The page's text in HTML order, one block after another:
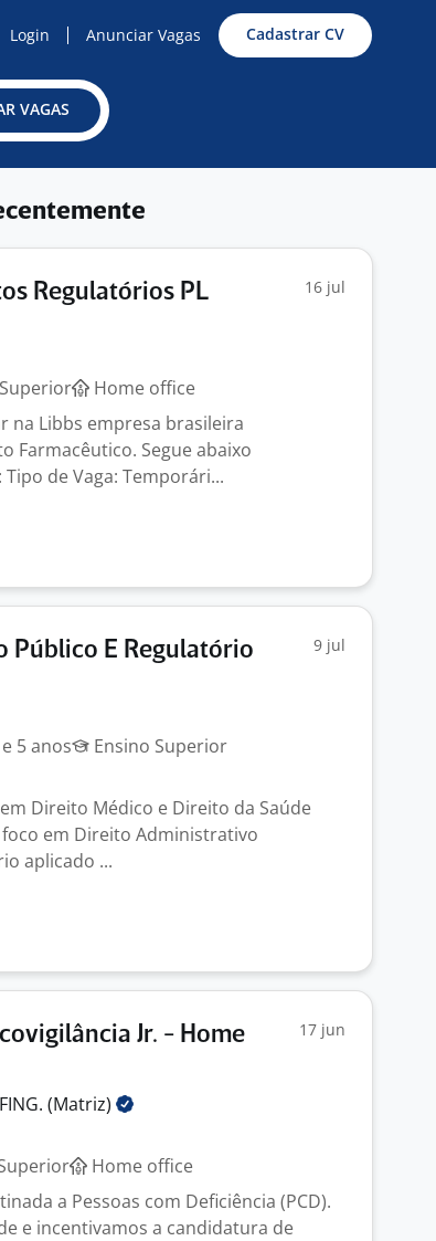
Login Anunciar Vagas Cadastrar CV
VAGAS
Regulatórios PL 16 jul
Home office
na Libbs empresa brasileira
Farmacêutico. Segue abaixo
de Vaga: Temporári...
Público E Regulatório 9 jul
5 anos
Ensino Superior
Direito Médico e Direito da Saúde
em Direito Administrativo
aplicado ...
Jr. - Home
17 jun
(Matriz)
Home office
a Pessoas com Deficiência (PCD).
e incentivamos a candidatura de